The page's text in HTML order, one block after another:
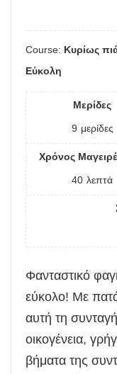
Course: Κυρίως
Εύκολη
Μερίδες
9 μερίδες
Χρόνος
40 λεπτά
Φανταστικό
εύκολο! Με
αυτή τη
οικογένεια,
βήματα της